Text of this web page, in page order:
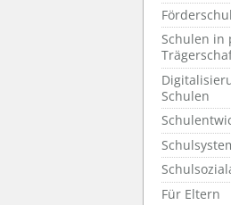
Schulen in
Schulen
Für Eltern